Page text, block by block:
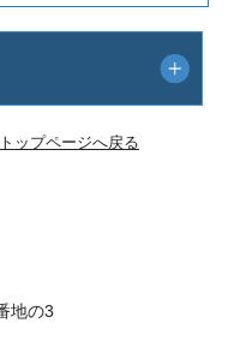
トップページへ戻る
地の3